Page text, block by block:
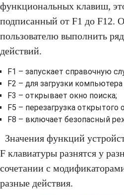
функциональных клавиш,
подписанный от F1 до F12.
пользователю выполнить
действий.
F1 – запускает справочную
F2 – для загрузки
F3 – открывает окно поиска;
F5 – перезагрузка открытого
F8 – включает безопасный
Значения функций
F клавиатуры разнятся у
сочетании с
разные действия.